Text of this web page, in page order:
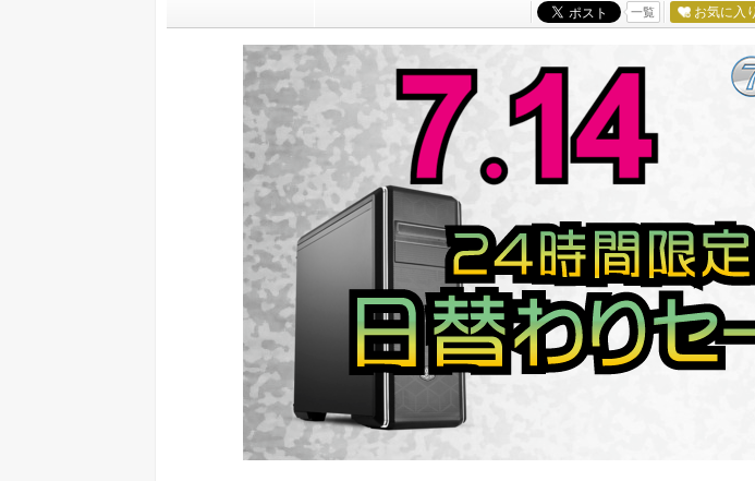
一覧 お気に入り